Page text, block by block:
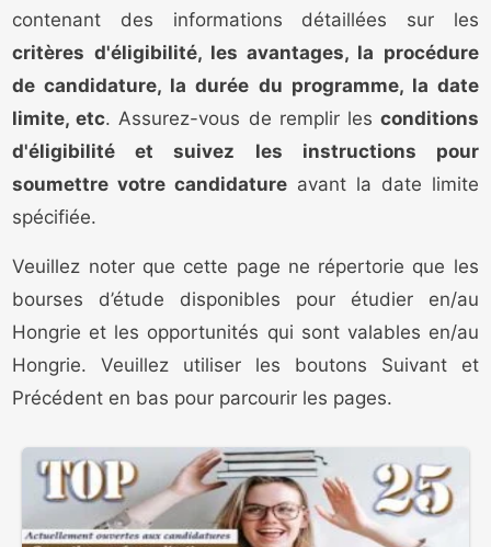
contenant des informations détaillées sur les
critères d'éligibilité, les avantages, la procédure
de candidature, la durée du programme, la date
limite, etc. Assurez-vous de remplir les conditions
d'éligibilité et suivez les instructions pour
soumettre votre candidature avant la date limite
spécifiée.
Veuillez noter que cette page ne répertorie que les
bourses d’étude disponibles pour étudier en/au
Hongrie et les opportunités qui sont valables en/au
Hongrie. Veuillez utiliser les boutons Suivant et
Précédent en bas pour parcourir les pages.